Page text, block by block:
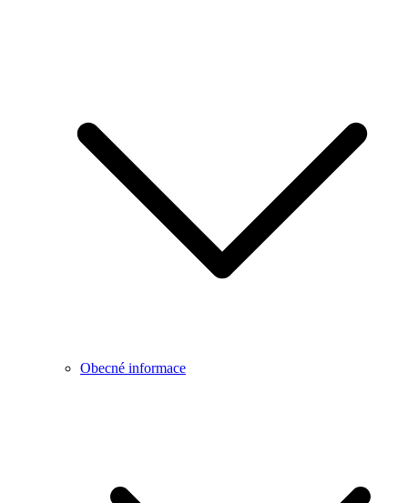
Obecné informace